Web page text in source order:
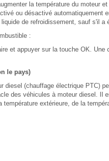
la température du moteur
ou désactivé automatiquement
de refroidissement, sauf s'il a
:
et appuyer sur la touche OK.
le pays)
diesel (chauffage électrique PTC)
des véhicules à moteur diesel. Il
extérieure, de la